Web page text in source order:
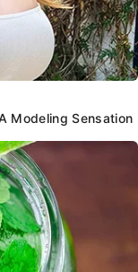
Modeling Sensation